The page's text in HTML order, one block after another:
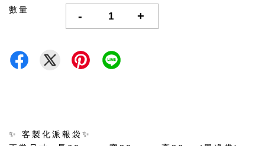
數量 - +
✨ 客製化派報袋✨